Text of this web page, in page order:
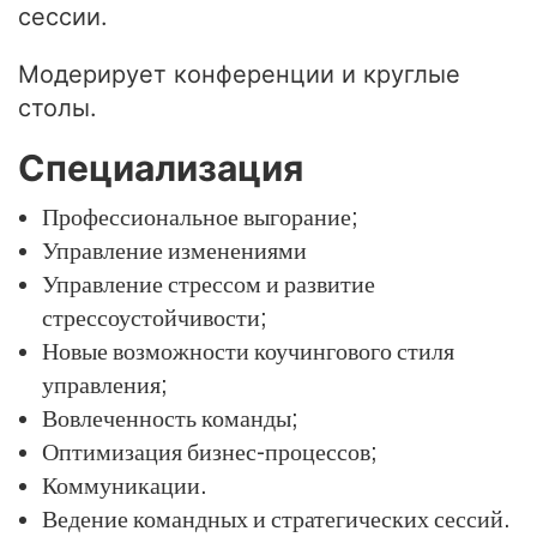
сессии.
Модерирует конференции и круглые
столы.
Специализация
Профессиональное выгорание;
Управление изменениями
Управление стрессом и развитие
стрессоустойчивости;
Новые возможности коучингового стиля
управления;
Вовлеченность команды;
Оптимизация бизнес-процессов;
Коммуникации.
Ведение командных и стратегических сессий.